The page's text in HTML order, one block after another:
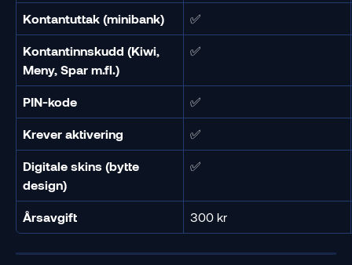
Kontantuttak (minibank) ✅
Kontantinnskudd (Kiwi,
Meny, Spar m.fl.)
✅
PIN-kode ✅
Krever aktivering ✅
Digitale skins (bytte
design)
✅
Årsavgift 300 kr